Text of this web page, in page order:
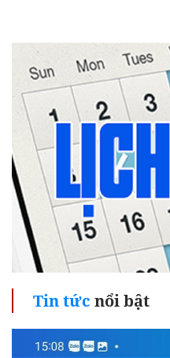
Tin tức nổi bật